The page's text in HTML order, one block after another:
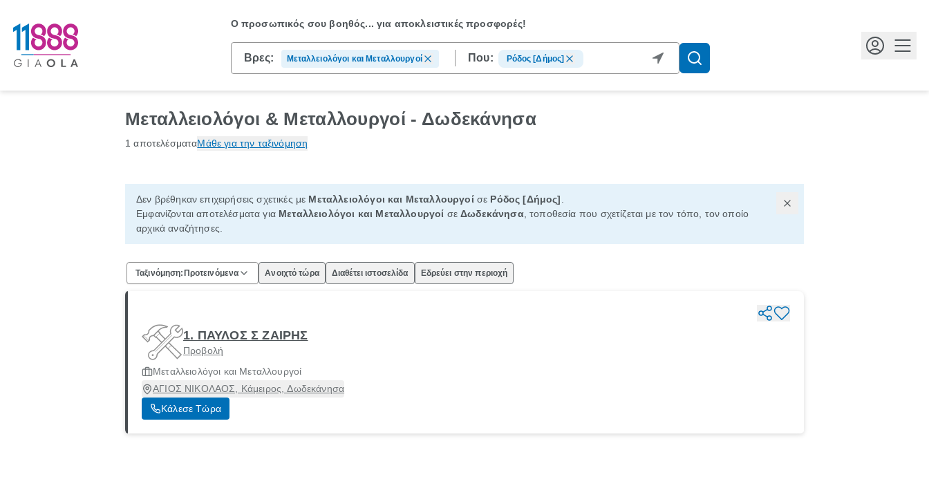
Ο προσωπικός σου βοηθός...για αποκλειστικές προσφορές!
Βρες: Μεταλλειολόγοι και Μεταλλουργοί Που: Ρόδος [Δήμος]
Μεταλλειολόγοι & Μεταλλουργοί - Δωδεκάνησα
1 αποτελέσματαΜάθε για την ταξινόμηση
Δεν βρέθηκαν επιχειρήσεις σχετικές με Μεταλλειολόγοι και Μεταλλουργοίσε Ρόδος [Δήμος]
Εμφανίζονται αποτελέσματα για Μεταλλειολόγοι και Μεταλλουργοί σεΔωδεκάνησα, τοποθεσία που σχετίζεται με τον τόπο, τον οποίο
αρχικά αναζήτησες.
Ταξινόμηση: Προτεινόμενα Ανοιχτό τώρα Διαθέτει ιστοσελίδα Εδρεύει στην περιοχή
1. ΠΑΥΛΟΣ Σ ΖΑΙΡΗΣ
Προβολή
Μεταλλειολόγοι και Μεταλλουργοί
ΑΓΙΟΣ ΝΙΚΟΛΑΟΣ, Κάμειρος, Δωδεκάνησα
Κάλεσε Τώρα